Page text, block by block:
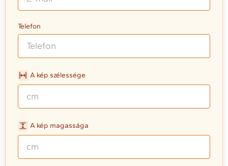
Telefon
A kép szélessége
A kép magassága